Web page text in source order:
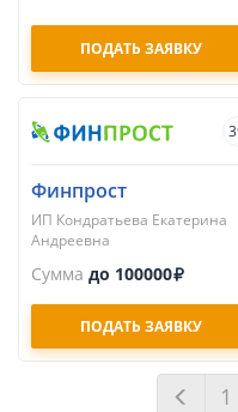
ПОДАТЬ ЗАЯВКУ
Финпрост
ИП Кондратьева Екатерина
Андреевна
Сумма до 100000
ПОДАТЬ ЗАЯВКУ
1